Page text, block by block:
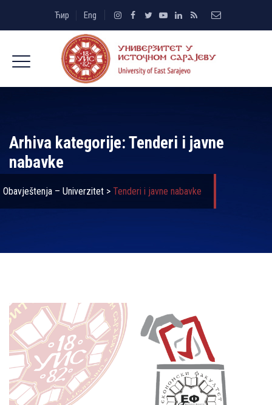
Ћир Eng
Arhiva kategorije:Tenderi i javne
nabavke
Obavještenja – Univerzitet > Tenderi i javne nabavke